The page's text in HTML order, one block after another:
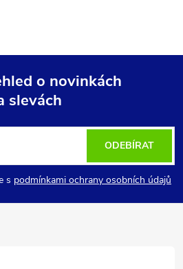
o novinkách
slevách
s podmínkami ochrany osobních údajů
ODEBÍRAT